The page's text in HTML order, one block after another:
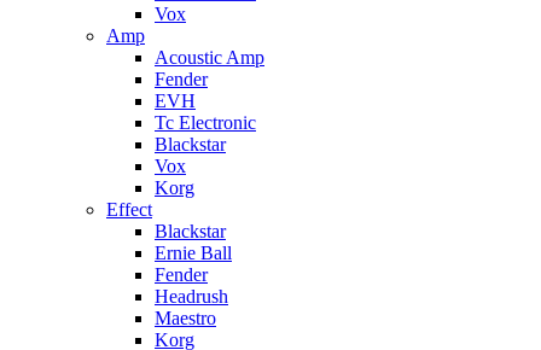
Vox
Amp
Acoustic Amp
Fender
EVH
Tc Electronic
Blackstar
Vox
Korg
Effect
Blackstar
Ernie Ball
Fender
Headrush
Maestro
Korg